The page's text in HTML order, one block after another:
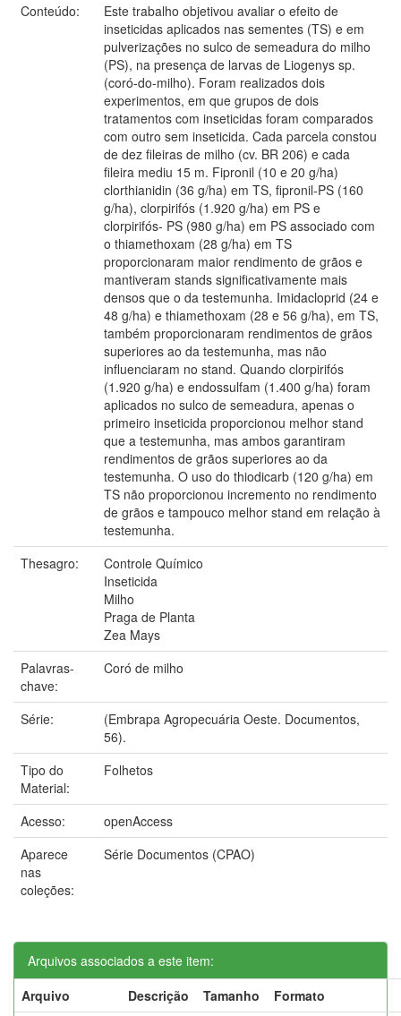
Conteúdo:
Este trabalho objetivou avaliar o efeito de
inseticidas aplicados nas sementes (TS) e em
pulverizações no sulco de semeadura do milho
(PS), na presença de larvas de Liogenys sp.
(coró-do-milho). Foram realizados dois
experimentos, em que grupos de dois
tratamentos com inseticidas foram comparados
com outro sem inseticida. Cada parcela constou
de dez fileiras de milho (cv. BR 206) e cada
fileira mediu 15 m. Fipronil (10 e 20 g/ha)
clorthianidin (36 g/ha) em TS, fipronil-PS (160
g/ha), clorpirifós (1.920 g/ha) em PS e
clorpirifós- PS (980 g/ha) em PS associado com
o thiamethoxam (28 g/ha) em TS
proporcionaram maior rendimento de grãos e
mantiveram stands significativamente mais
densos que o da testemunha. Imidacloprid (24 e
48 g/ha) e thiamethoxam (28 e 56 g/ha), em TS,
também proporcionaram rendimentos de grãos
superiores ao da testemunha, mas não
influenciaram no stand. Quando clorpirifós
(1.920 g/ha) e endossulfam (1.400 g/ha) foram
aplicados no sulco de semeadura, apenas o
primeiro inseticida proporcionou melhor stand
que a testemunha, mas ambos garantiram
rendimentos de grãos superiores ao da
testemunha. O uso do thiodicarb (120 g/ha) em
TS não proporcionou incremento no rendimento
de grãos e tampouco melhor stand em relação à
testemunha.
Thesagro:
Controle Químico
Inseticida
Milho
Praga de Planta
Zea Mays
Palavras-
chave:
Coró de milho
Série:
(Embrapa Agropecuária Oeste. Documentos,
56).
Tipo do
Material:
Folhetos
Acesso:
openAccess
Aparece
nas
coleções:
Série Documentos (CPAO)
Arquivos associados a este item:
Arquivo
Descrição Tamanho
Formato